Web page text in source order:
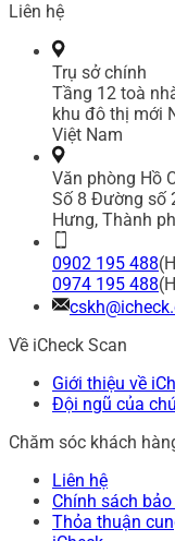
Liên hệ
Trụ sở chính
Tầng 12 toà
khu đô thị mới
Việt Nam
Văn phòng Hồ
Số 8 Đường số
Hưng, Thành
0902 195 488
0974 195 488
Về iCheck Scan
Giới thiệu về
Đội ngũ của
Chăm sóc khách
Liên hệ
Chính sách
Thỏa thuận